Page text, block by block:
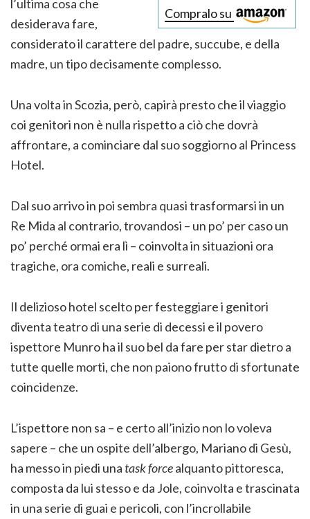
Compralo su
l’ultima cosa che
desiderava fare,
considerato il carattere del padre, succube, e della
madre, un tipo decisamente complesso.
Una volta in Scozia, però, capirà presto che il viaggio
coi genitori non è nulla rispetto a ciò che dovrà
affrontare, a cominciare dal suo soggiorno al Princess
Hotel.
Dal suo arrivo in poi sembra quasi trasformarsi in un
Re Mida al contrario, trovandosi – un po’ per caso un
po’ perché ormai era lì – coinvolta in situazioni ora
tragiche, ora comiche, reali e surreali.
Il delizioso hotel scelto per festeggiare i genitori
diventa teatro di una serie di decessi e il povero
ispettore Munro ha il suo bel da fare per star dietro a
tutte quelle morti, che non paiono frutto di sfortunate
coincidenze.
L’ispettore non sa – e certo all’inizio non lo voleva
sapere – che un ospite dell’albergo, Mariano di Gesù,
ha messo in piedi una task forcealquanto pittoresca,
composta da lui stesso e da Jole, coinvolta e trascinata
in una serie di guai e pericoli, con l’incrollabile